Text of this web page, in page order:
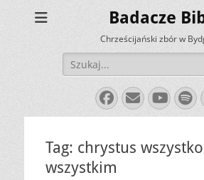
Badacze
Chrześcijański zbór w
Szukaj:
Facebook
E-
mail
Tag: chrystus
wszystkim